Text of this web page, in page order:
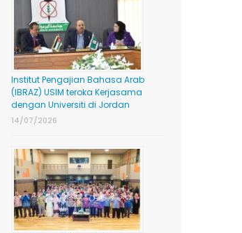
Institut Pengajian Bahasa Arab
(IBRAZ) USIM teroka Kerjasama
dengan Universiti di Jordan
14/07/2026